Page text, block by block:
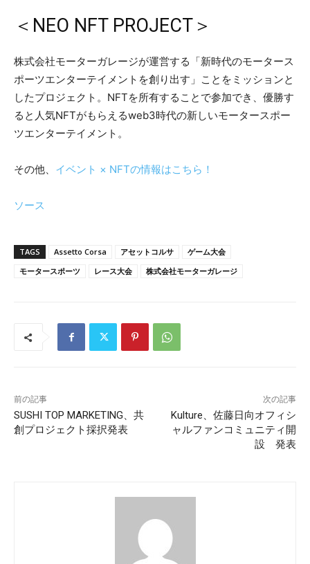
＜NEO NFT PROJECT＞
株式会社モーターガレージが運営する「新時代のモータース
ポーツエンターテイメントを創り出す」ことをミッションと
したプロジェクト。NFTを所有することで参加でき、優勝す
ると人気NFTがもらえるweb3時代の新しいモータースポー
ツエンターテイメント。
その他、 イベント × NFTの情報はこちら！
ソース
TAGS Assetto Corsa アセットコルサ
ゲーム大会
モータースポーツ
レース大会 株式会社モーターガレージ
前の記事
SUSHI TOP MARKETING、共
創プロジェクト採択発表
次の記事
Kulture、佐藤日向オフィシ
ャルファンコミュニティ開
設 発表